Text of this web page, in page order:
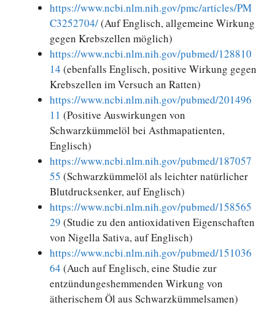
https://www.ncbi.nlm.nih.gov/pmc/articles/PM
C3252704/(Auf Englisch, allgemeine Wirkung
gegen Krebszellen möglich)
https://www.ncbi.nlm.nih.gov/pubmed/128810
14 (ebenfalls Englisch, positive Wirkung gegen
Krebszellen im Versuch an Ratten)
https://www.ncbi.nlm.nih.gov/pubmed/201496
11 (Positive Auswirkungen von
Schwarzkümmelöl bei Asthmapatienten,
Englisch)
https://www.ncbi.nlm.nih.gov/pubmed/187057
55 (Schwarzkümmelöl als leichter natürlicher
Blutdrucksenker, auf Englisch)
https://www.ncbi.nlm.nih.gov/pubmed/158565
29 (Studie zu den antioxidativen Eigenschaften
von Nigella Sativa, auf Englisch)
https://www.ncbi.nlm.nih.gov/pubmed/151036
64 (Auch auf Englisch, eine Studie zur
entzündungeshemmenden Wirkung von
ätherischem Öl aus Schwarzkümmelsamen)